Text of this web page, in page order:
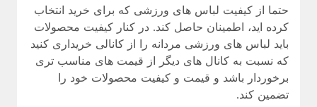
حتما از کیفیت لباس های ورزشی که برای خرید انتخاب
کرده اید، اطمینان حاصل کند. در کنار کیفیت محصولات
باید لباس های ورزشی مردانه را از کانالی خریداری کنید
که نسبت به کانال های دیگر از قیمت های مناسب تری
برخوردار باشد و قیمت و کیفیت محصولات خود را
تضمین کند.